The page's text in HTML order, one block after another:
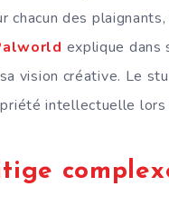
chacun des
explique dans
vision créative. Le
intellectuelle lors